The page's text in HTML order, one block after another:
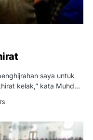
saya untuk
kelak,” kata Muhd…